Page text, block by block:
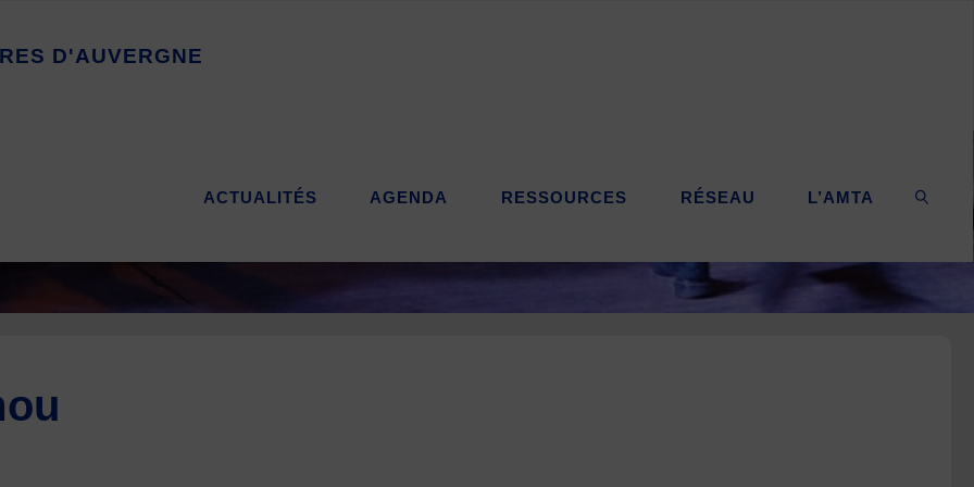
RES D'AUVERGNE
ACTUALITÉS AGENDA RESSOURCES RÉSEAU L’AMTA